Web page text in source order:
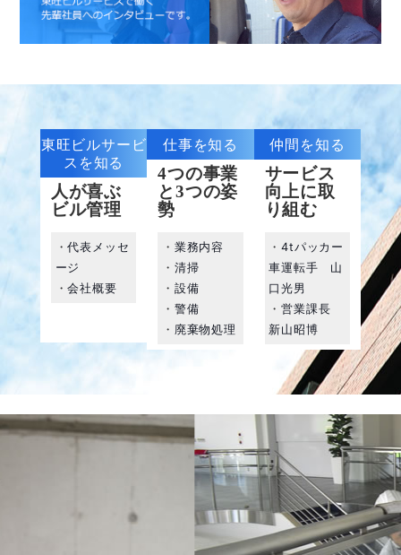
東旺ビルサービ
スを知る
人が喜ぶ
ビル管理
・代表メッセ
ージ
・会社概要
仕事を知る
4つの事業
と3つの姿
勢
・ 業務内容
・ 清掃
・ 設備
・ 警備
・ 廃棄物処理
仲間を知る
サービス
向上に取
り組む
・4tパッカー
車運転手 山
口光男
・営業課長
新山昭博